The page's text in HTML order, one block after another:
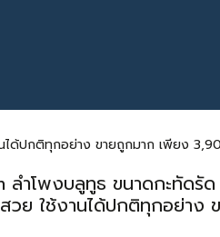
ด้ปกติทุกอย่าง ขายถูกมาก เพียง
ลำโพงบลูทูธ ขนาดกะทัดรั
วย ใช้งานได้ปกติทุกอย่า